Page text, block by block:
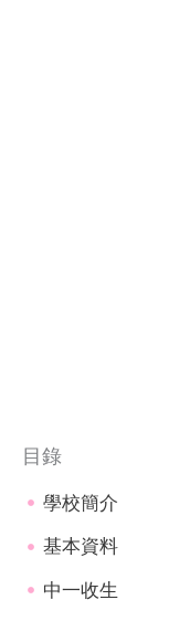
目錄
學校簡介
基本資料
中一收生